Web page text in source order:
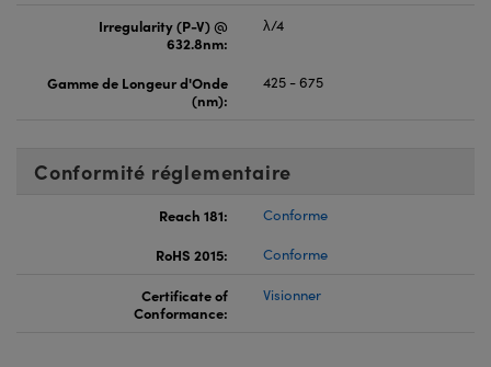
Irregularity (P-V) @
632.8nm:
λ/4
Gamme de Longeur d'Onde
(nm):
425 - 675
Conformité réglementaire
Reach 181:
Conforme
RoHS 2015:
Conforme
Certificate of
Conformance:
Visionner